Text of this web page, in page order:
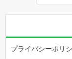
プライバシーポリ